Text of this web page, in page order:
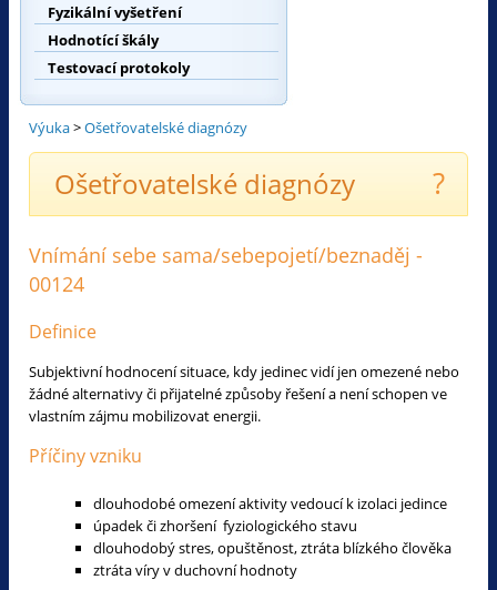
Fyzikální vyšetření
Hodnotící škály
Testovací protokoly
Výuka>Ošetřovatelské diagnózy
Ošetřovatelské diagnózy ?
Vnímání sebe sama/sebepojetí/beznaděj -
00124
Definice
Subjektivní hodnocení situace, kdy jedinec vidí jen omezené nebo
žádné alternativy či přijatelné způsoby řešení a není schopen ve
vlastním zájmu mobilizovat energii.
Příčiny vzniku
dlouhodobé omezení aktivity vedoucí k izolaci jedince
úpadek či zhoršení fyziologického stavu
dlouhodobý stres, opuštěnost, ztráta blízkého člověka
ztráta víry v duchovní hodnoty